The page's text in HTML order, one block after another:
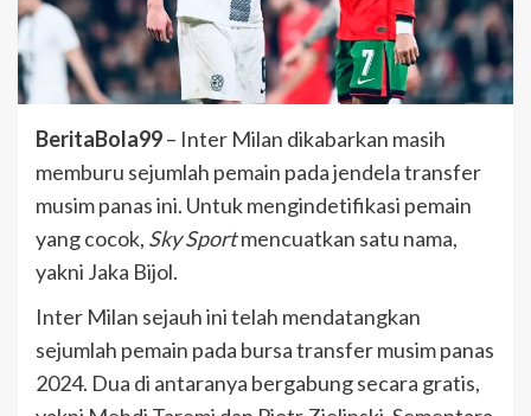
BeritaBola99– Inter Milan dikabarkan masih
memburu sejumlah pemain pada jendela transfer
musim panas ini. Untuk mengindetifikasi pemain
yang cocok, Sky Sportmencuatkan satu nama,
yakni Jaka Bijol.
Inter Milan sejauh ini telah mendatangkan
sejumlah pemain pada bursa transfer musim panas
2024. Dua di antaranya bergabung secara gratis,